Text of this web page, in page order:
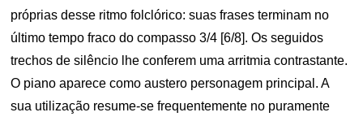
próprias desse ritmo folclórico: suas frases terminam no
último tempo fraco do compasso 3/4 [6/8]. Os seguidos
trechos de silêncio lhe conferem uma arritmia contrastante.
O piano aparece como austero personagem principal. A
sua utilização resume-se frequentemente no puramente